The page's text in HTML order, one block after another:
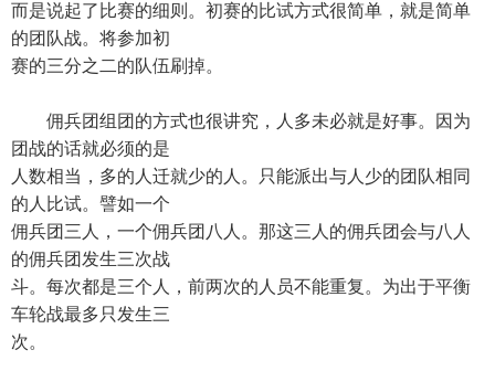
而是说起了比赛的细则。初赛的比试方式很简单，就是简单
的团队战。将参加初
赛的三分之二的队伍刷掉。
佣兵团组团的方式也很讲究，人多未必就是好事。因为
团战的话就必须的是
人数相当，多的人迁就少的人。只能派出与人少的团队相同
的人比试。譬如一个
佣兵团三人，一个佣兵团八人。那这三人的佣兵团会与八人
的佣兵团发生三次战
斗。每次都是三个人，前两次的人员不能重复。为出于平衡
车轮战最多只发生三
次。